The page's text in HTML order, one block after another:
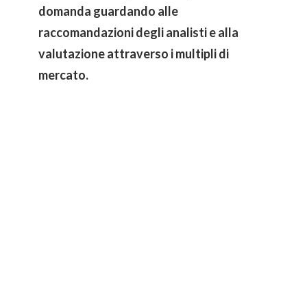
domanda guardando alle
raccomandazioni degli analisti e alla
valutazione attraverso i multipli di
mercato.